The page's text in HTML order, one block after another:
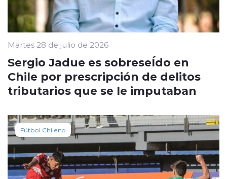
Martes 28 de julio de 2026
Sergio Jadue es sobreseÍdo en
Chile por prescripción de delitos
tributarios que se le imputaban
Fútbol Chileno